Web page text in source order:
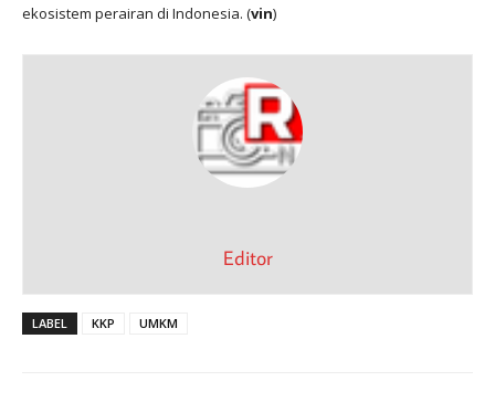
ekosistem perairan di Indonesia. (vin)
Editor
LABEL KKP UMKM